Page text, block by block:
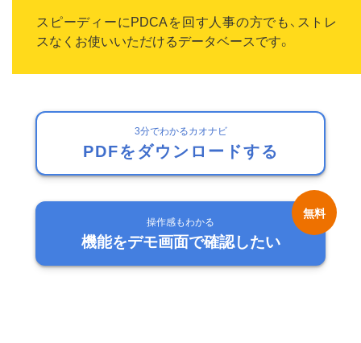
スピーディーにPDCAを回す人事の方でも、ストレ
スなくお使いいただけるデータベースです。
3分でわかるカオナビ
PDFをダウンロードする
操作感もわかる
機能をデモ画面で確認したい